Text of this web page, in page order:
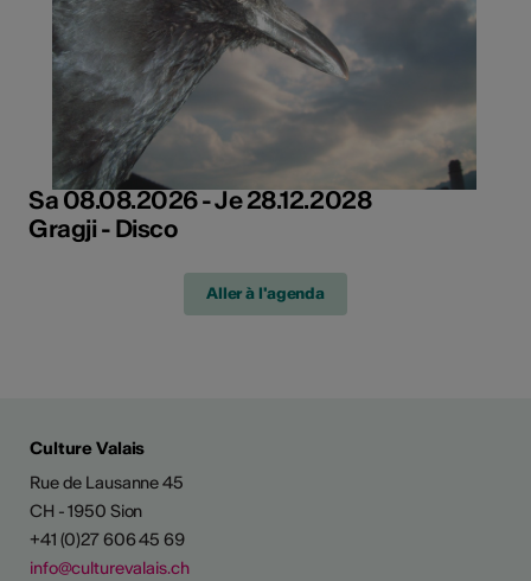
Sa 08.08.2026 - Je 28.12.2028
Gragji - Disco
Aller à l'agenda
Culture Valais
Rue de Lausanne 45
CH - 1950 Sion
+41 (0)27 606 45 69
info@culturevalais.ch